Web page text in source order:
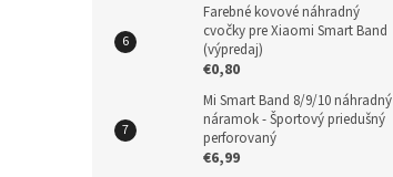
Farebné kovové náhradný
cvočky pre Xiaomi Smart Band
(výpredaj)
€0,80
Mi Smart Band 8/9/10 náhradný
náramok - Športový priedušný
perforovaný
€6,99